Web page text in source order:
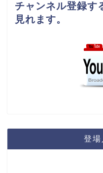
チャンネル登録す
見れます。
登場